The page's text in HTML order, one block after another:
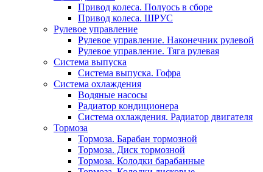
Привод колеса. Полуось в сборе
Привод колеса. ШРУС
Рулевое управление
Рулевое управление. Наконечник рулевой
Рулевое управление. Тяга рулевая
Система выпуска
Система выпуска. Гофра
Система охлаждения
Водяные насосы
Радиатор кондиционера
Система охлаждения. Радиатор двигателя
Тормоза
Тормоза. Барабан тормозной
Тормоза. Диск тормозной
Тормоза. Колодки барабанные